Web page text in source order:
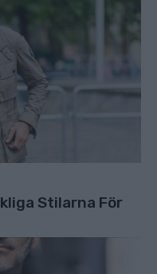
Stilarna För